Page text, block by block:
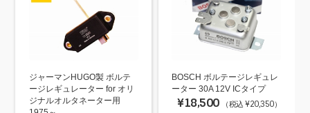
ジャーマンHUGO製 ボルテ
ージレギュレーター for オリ
ジナルオルタネーター用
BOSCH ボルテージレギュレ
ーター 30A 12V ICタイプ
¥18,500 （税込 ¥20,350）